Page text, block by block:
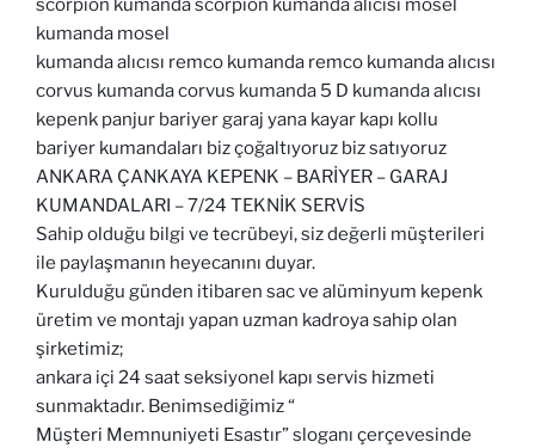
scorpion kumanda scorpion kumanda alıcısı mosel
kumanda mosel
kumanda alıcısı remco kumanda remco kumanda alıcısı
corvus kumanda corvus kumanda 5 D kumanda alıcısı
kepenk panjur bariyer garaj yana kayar kapı kollu
bariyer kumandaları biz çoğaltıyoruz biz satıyoruz
ANKARA ÇANKAYA KEPENK – BARİYER – GARAJ
KUMANDALARI – 7/24 TEKNİK SERVİS
Sahip olduğu bilgi ve tecrübeyi, siz değerli müşterileri
ile paylaşmanın heyecanını duyar.
Kurulduğu günden itibaren sac ve alüminyum kepenk
üretim ve montajı yapan uzman kadroya sahip olan
şirketimiz;
ankara içi 24 saat seksiyonel kapı servis hizmeti
sunmaktadır. Benimsediğimiz “
Müşteri Memnuniyeti Esastır” sloganı çerçevesinde